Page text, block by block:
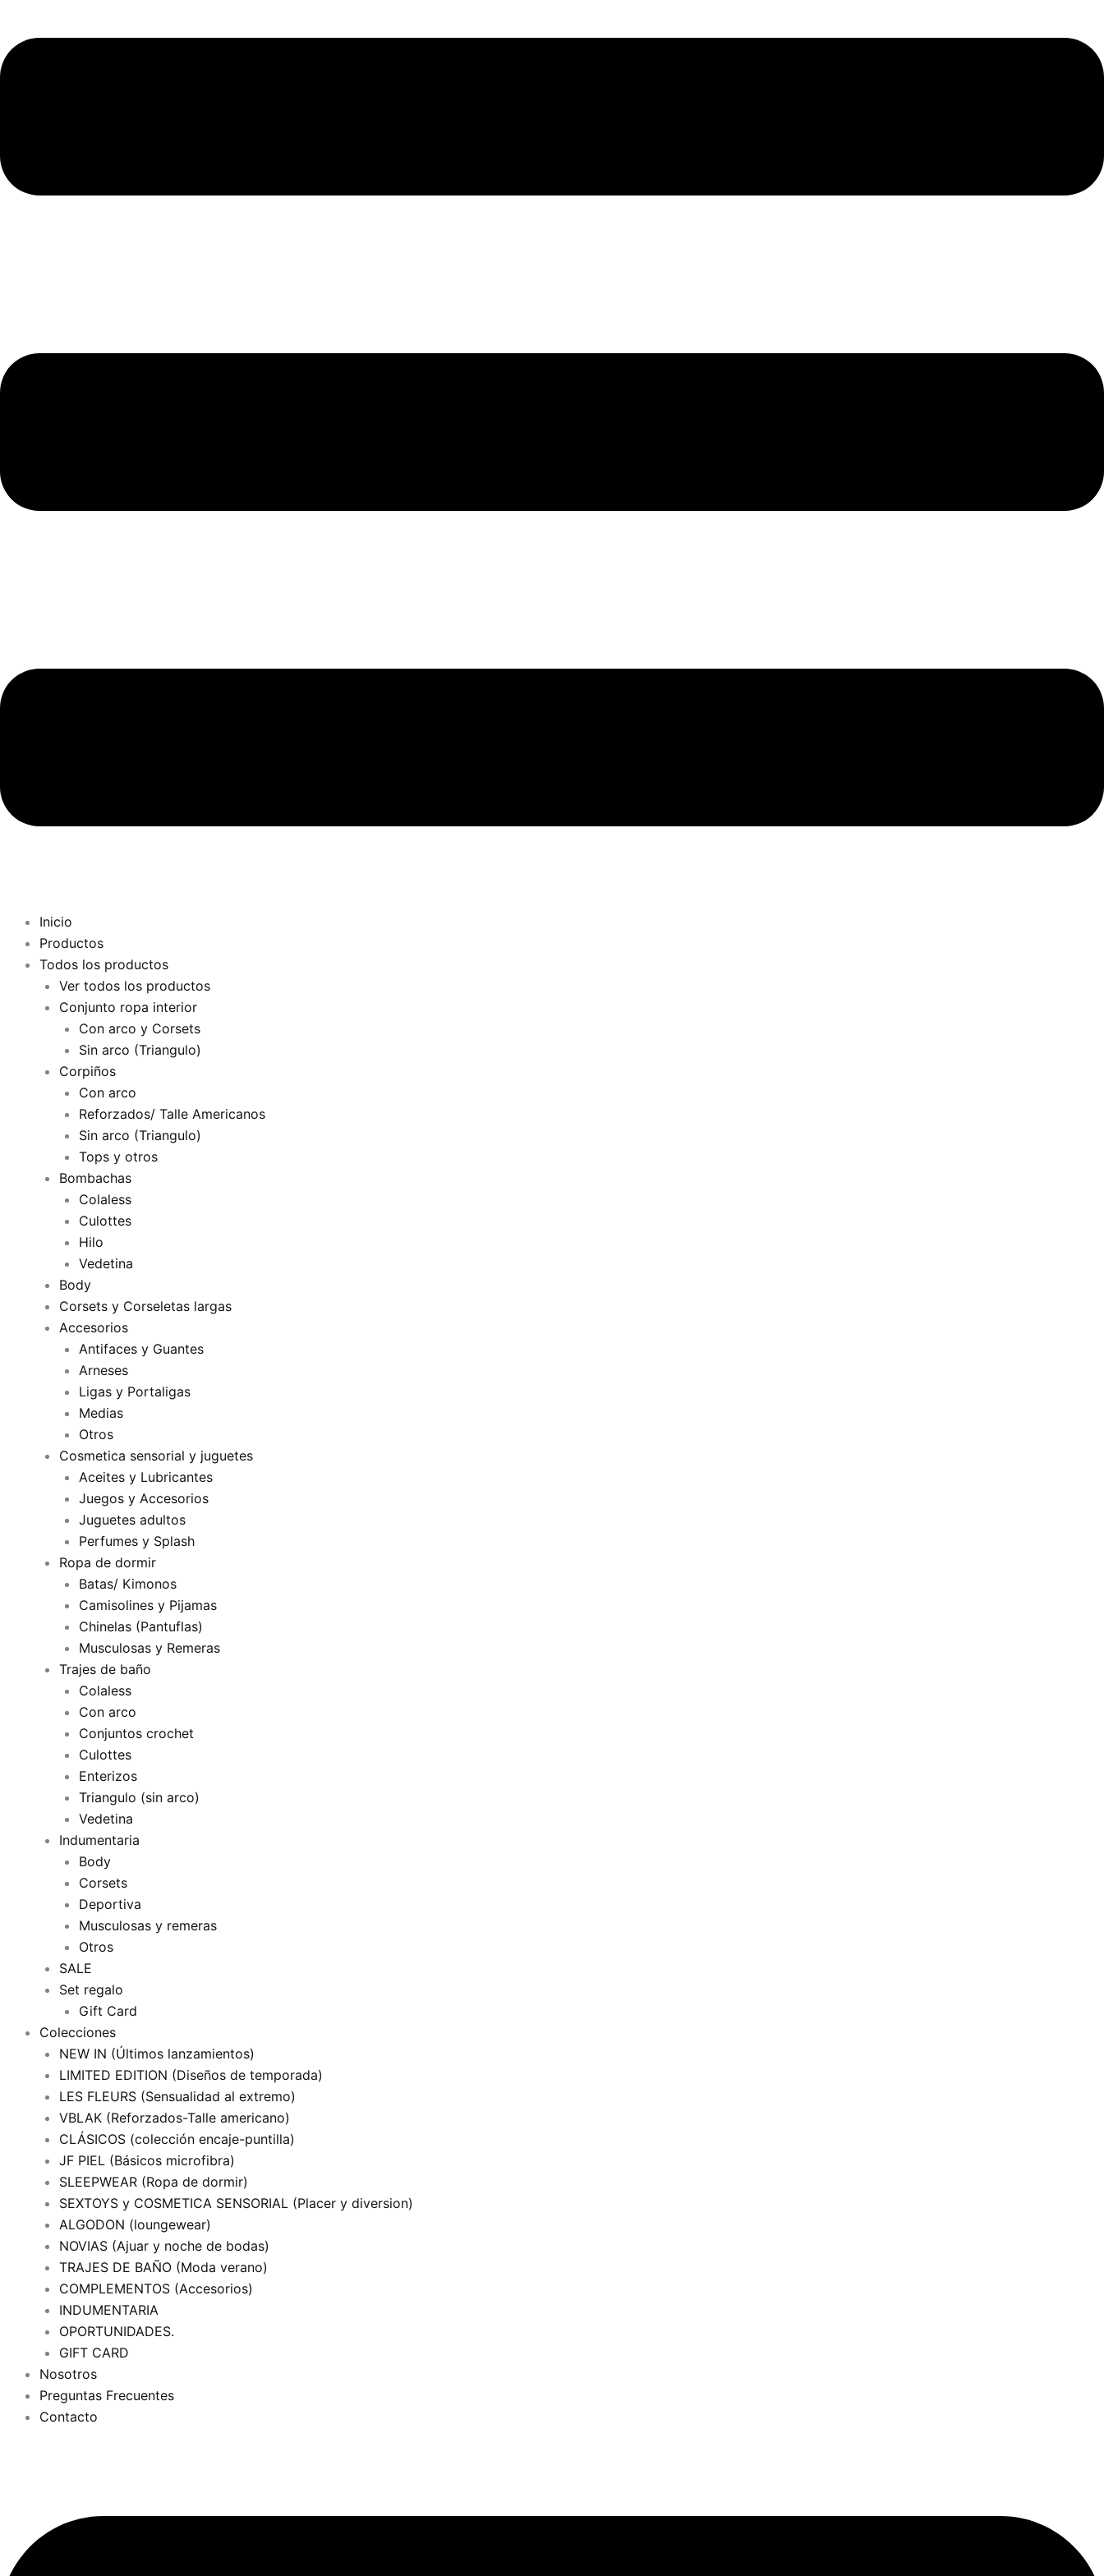
Inicio
Productos
Todos los productos
Ver todos los productos
Conjunto ropa interior
Con arco y Corsets
Sin arco (Triangulo)
Corpiños
Con arco
Reforzados/ Talle Americanos
Sin arco (Triangulo)
Tops y otros
Bombachas
Colaless
Culottes
Hilo
Vedetina
Body
Corsets y Corseletas largas
Accesorios
Antifaces y Guantes
Arneses
Ligas y Portaligas
Medias
Otros
Cosmetica sensorial y juguetes
Aceites y Lubricantes
Juegos y Accesorios
Juguetes adultos
Perfumes y Splash
Ropa de dormir
Batas/ Kimonos
Camisolines y Pijamas
Chinelas (Pantuflas)
Musculosas y Remeras
Trajes de baño
Colaless
Con arco
Conjuntos crochet
Culottes
Enterizos
Triangulo (sin arco)
Vedetina
Indumentaria
Body
Corsets
Deportiva
Musculosas y remeras
Otros
SALE
Set regalo
Gift Card
Colecciones
NEW IN (Últimos lanzamientos)
LIMITED EDITION (Diseños de temporada)
LES FLEURS (Sensualidad al extremo)
VBLAK (Reforzados-Talle americano)
CLÁSICOS (colección encaje-puntilla)
JF PIEL (Básicos microfibra)
SLEEPWEAR (Ropa de dormir)
SEXTOYS y COSMETICA SENSORIAL (Placer y diversion)
ALGODON (loungewear)
NOVIAS (Ajuar y noche de bodas)
TRAJES DE BAÑO (Moda verano)
COMPLEMENTOS (Accesorios)
INDUMENTARIA
OPORTUNIDADES.
GIFT CARD
Nosotros
Preguntas Frecuentes
Contacto